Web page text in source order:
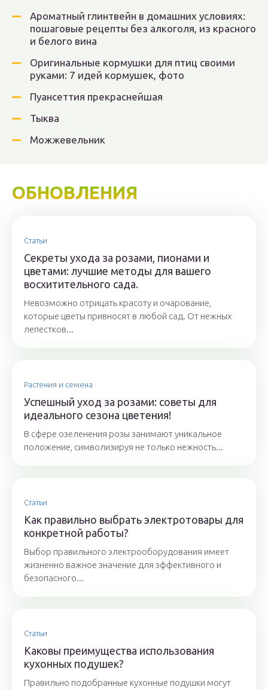
Ароматный глинтвейн в домашних условиях:
пошаговые рецепты без алкоголя, из красного
и белого вина
Оригинальные кормушки для птиц своими
руками: 7 идей кормушек, фото
Пуансеттия прекраснейшая
Тыква
Можжевельник
ОБНОВЛЕНИЯ
Статьи
Секреты ухода за розами, пионами и
цветами: лучшие методы для вашего
восхитительного сада.
Невозможно отрицать красоту и очарование,
которые цветы привносят в любой сад. От нежных
лепестков...
Растения и семена
Успешный уход за розами: советы для
идеального сезона цветения!
В сфере озеленения розы занимают уникальное
положение, символизируя не только нежность...
Статьи
Как правильно выбрать электротовары для
конкретной работы?
Выбор правильного электрооборудования имеет
жизненно важное значение для эффективного и
безопасного...
Статьи
Каковы преимущества использования
кухонных подушек?
Правильно подобранные кухонные подушки могут